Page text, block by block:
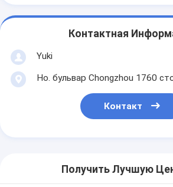
Контактная
Yuki
Но. бульвар Chongzhou 1760
Контакт
Получить Лучшую